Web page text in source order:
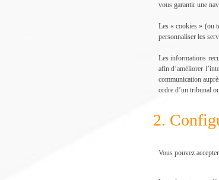
vous garantir une
Les « cookies » (ou
personnaliser les
Les informations
afin d’améliorer
communication
ordre d’un tribunal
2.
Vous pouvez